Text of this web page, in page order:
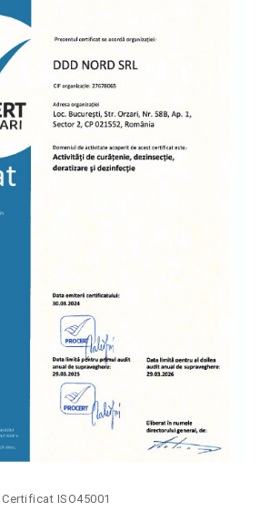
Certificat ISO45001